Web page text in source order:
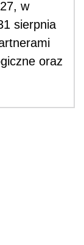
w
sierpnia
oraz